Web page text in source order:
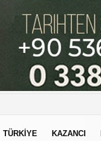
TÜRKIYE KAZANCI